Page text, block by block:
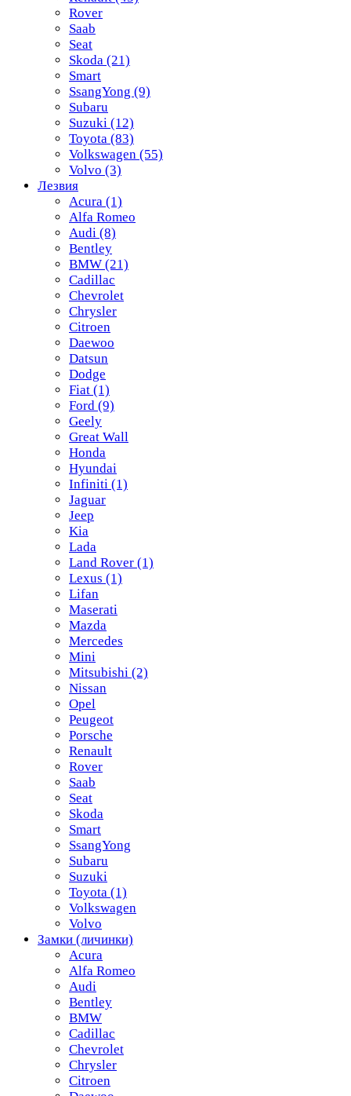
Rover
Saab
Seat
Skoda (21)
Smart
SsangYong (9)
Subaru
Suzuki (12)
Toyota (83)
Volkswagen (55)
Volvo (3)
Лезвия
Acura (1)
Alfa Romeo
Audi (8)
Bentley
BMW (21)
Cadillac
Chevrolet
Chrysler
Citroen
Daewoo
Datsun
Dodge
Fiat (1)
Ford (9)
Geely
Great Wall
Honda
Hyundai
Infiniti (1)
Jaguar
Jeep
Kia
Lada
Land Rover (1)
Lexus (1)
Lifan
Maserati
Mazda
Mercedes
Mini
Mitsubishi (2)
Nissan
Opel
Peugeot
Porsche
Renault
Rover
Saab
Seat
Skoda
Smart
SsangYong
Subaru
Suzuki
Toyota (1)
Volkswagen
Volvo
Замки (личинки)
Acura
Alfa Romeo
Audi
Bentley
BMW
Cadillac
Chevrolet
Chrysler
Citroen